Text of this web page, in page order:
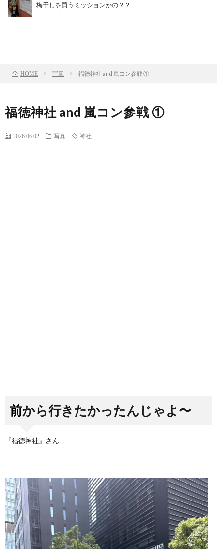
梅干しを買うミッションかの？？
HOME 写真 福徳神社 and 嵐コン参戦 ①
福徳神社 and 嵐コン参戦 ①
2026.06.02 写真 神社
前から行きたかったんじゃよ〜
『福徳神社』さん